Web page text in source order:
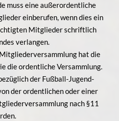
muss eine außerordentliche
einberufen, wenn dies ein
Mitglieder schriftlich
verlangen.
hat die
die ordentliche Versammlung.
der Fußball-Jugend-
der ordentlichen oder einer
nach §11